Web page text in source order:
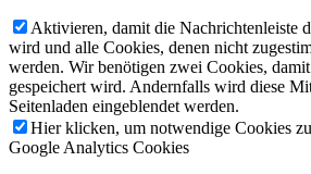
Aktivieren, damit die Nachrichtenleiste
wird und alle Cookies, denen nicht
werden. Wir benötigen zwei Cookies,
gespeichert wird. Andernfalls wird diese
Seitenladen eingeblendet werden.
Hier klicken, um notwendige Cookies
Google Analytics Cookies